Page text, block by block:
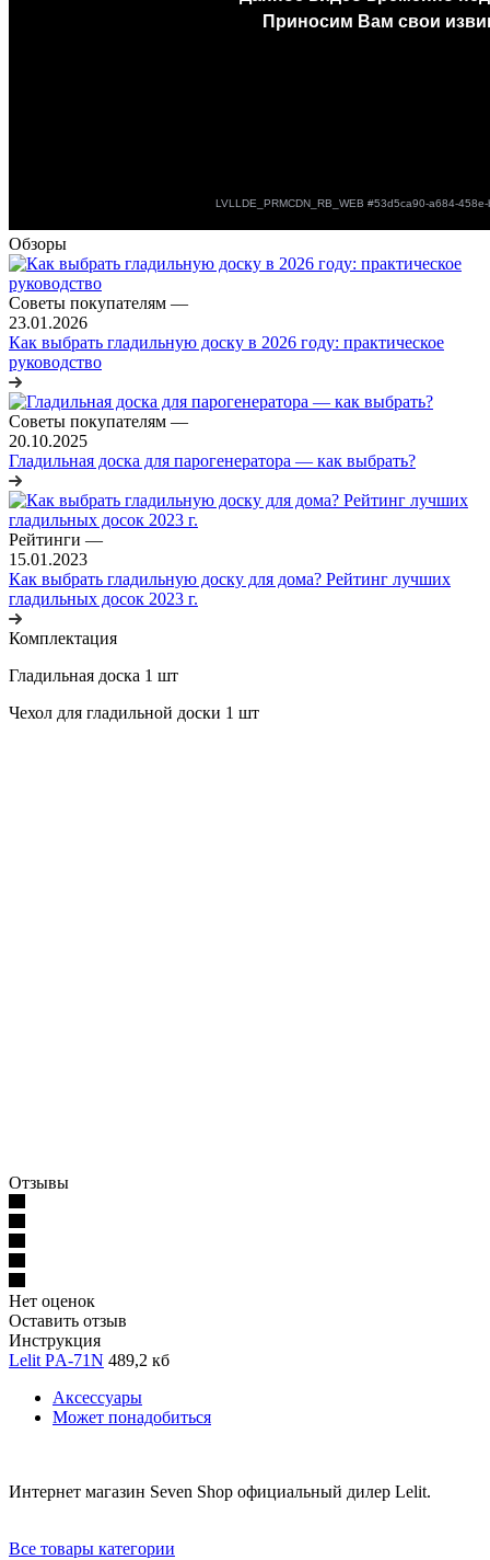
Обзоры
Советы покупателям —
23.01.2026
Как выбрать гладильную доску в 2026 году: практическое
руководство
Советы покупателям —
20.10.2025
Гладильная доска для парогенератора — как выбрать?
Рейтинги —
15.01.2023
Как выбрать гладильную доску для дома? Рейтинг лучших
гладильных досок 2023 г.
Комплектация
Гладильная доска 1 шт
Чехол для гладильной доски 1 шт
Отзывы
Нет оценок
Оставить отзыв
Инструкция
Lelit РA-71N 489,2 кб
Аксессуары
Может понадобиться
Интернет магазин Seven Shop официальный дилер Lelit.
Все товары категории